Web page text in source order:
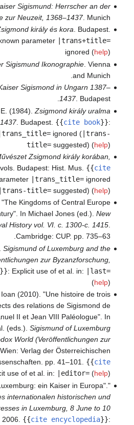
Sigismund: Herrscher an der
zur Neuzeit, 1368–1437. Munich.
király és kora. Budapest.
parameter
|trans+title=
ignored (help)
Sigismund Ikonographie. Vienna
and Munich.
Sigismond in Ungarn 1387–
1437. Budapest.
(1984). Zsigmond király uralma
. Budapest. {{cite book}}:
|trans_title=ignored (|trans-
title=suggested) (help)
Zsigmond király korában,
Budapest: Hist. Mus. {{cite
|trans_title=ignored
title=suggested) (help)
Kingdoms of Central Europe
In Michael Jones (ed.). New
History vol. VI. c. 1300-c. 1415.
Cambridge: CUP. pp. 735–63.
Sigismund of Luxemburg and the
zur Byzanzforschung,
: Explicit use of et al. in:
|last=
(help)
(2010). "Une histoire de trois
des relations de Sigismond de
II et Jean VIII Paléologue". In
(eds.). Sigismund of Luxemburg
World (Veröffentlichungen zur
Verlag der Österreichischen
pp. 41–101. {{cite
use of et al. in: |editor=(help)
"Sigismund von Luxemburg: ein Kaiser in Europa".
internationalen historischen und
in Luxemburg, 8 June to 10
{{cite encyclopedia}}: